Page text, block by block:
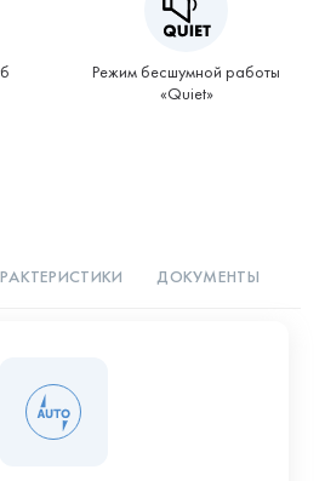
Режим бесшумной работы
«Quiet»
ДОКУМЕНТЫ